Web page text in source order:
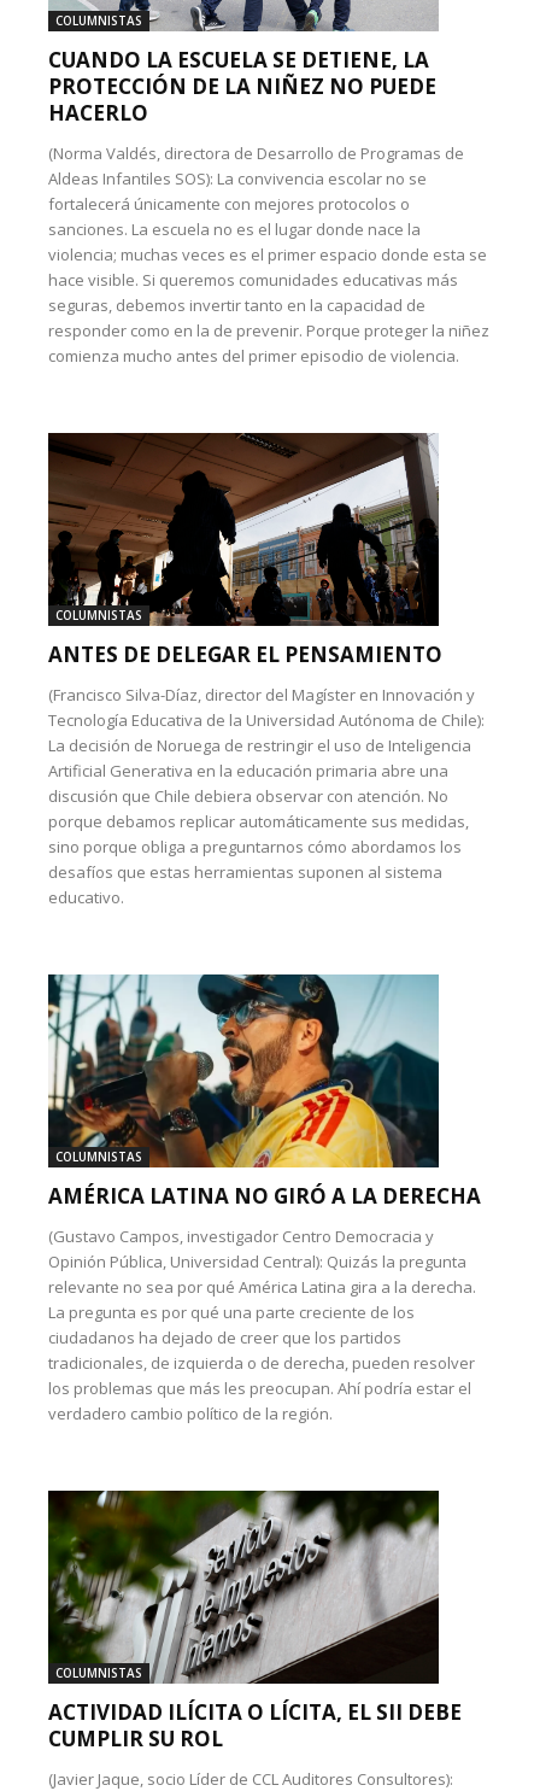
COLUMNISTAS
CUANDO LA ESCUELA SE DETIENE, LA
PROTECCIÓN DE LA NIÑEZ NO PUEDE
HACERLO
(Norma Valdés, directora de Desarrollo de Programas de
Aldeas Infantiles SOS): La convivencia escolar no se
fortalecerá únicamente con mejores protocolos o
sanciones. La escuela no es el lugar donde nace la
violencia; muchas veces es el primer espacio donde esta se
hace visible. Si queremos comunidades educativas más
seguras, debemos invertir tanto en la capacidad de
responder como en la de prevenir. Porque proteger la niñez
comienza mucho antes del primer episodio de violencia.
COLUMNISTAS
ANTES DE DELEGAR EL PENSAMIENTO
(Francisco Silva-Díaz, director del Magíster en Innovación y
Tecnología Educativa de la Universidad Autónoma de Chile):
La decisión de Noruega de restringir el uso de Inteligencia
Artificial Generativa en la educación primaria abre una
discusión que Chile debiera observar con atención. No
porque debamos replicar automáticamente sus medidas,
sino porque obliga a preguntarnos cómo abordamos los
desafíos que estas herramientas suponen al sistema
educativo.
COLUMNISTAS
AMÉRICA LATINA NO GIRÓ A LA DERECHA
(Gustavo Campos, investigador Centro Democracia y
Opinión Pública, Universidad Central): Quizás la pregunta
relevante no sea por qué América Latina gira a la derecha.
La pregunta es por qué una parte creciente de los
ciudadanos ha dejado de creer que los partidos
tradicionales, de izquierda o de derecha, pueden resolver
los problemas que más les preocupan. Ahí podría estar el
verdadero cambio político de la región.
COLUMNISTAS
ACTIVIDAD ILÍCITA O LÍCITA, EL SII DEBE
CUMPLIR SU ROL
(Javier Jaque, socio Líder de CCL Auditores Consultores):